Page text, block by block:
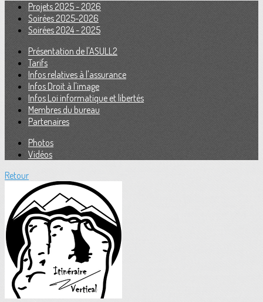
Projets 2025 - 2026
Soirées 2025-2026
Soirées 2024 - 2025
Présentation de l'ASULL2
Tarifs
Infos relatives à l'assurance
Infos Droit à l'image
Infos Loi informatique et libertés
Membres du bureau
Partenaires
Photos
Vidéos
Retour